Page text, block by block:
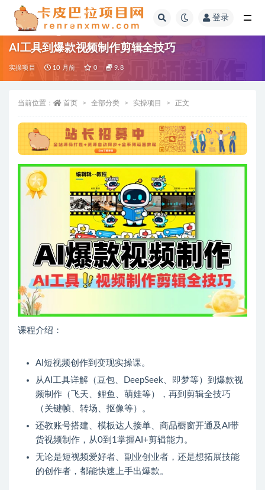
登录
AI工具到爆款视频制作剪辑全技巧
实操项目 10 月前 0 9.8
当前位置： 首页 全部分类 实操项目 正文
课程介绍：
AI短视频创作到变现实操课。
从AI工具详解（豆包、DeepSeek、即梦等）到爆款视
频制作（飞天、鲤鱼、萌娃等），再到剪辑全技巧
（关键帧、转场、抠像等）。
还教账号搭建、模板达人接单、商品橱窗开通及AI带
货视频制作，从0到1掌握AI+剪辑能力。
无论是短视频爱好者、副业创业者，还是想拓展技能
的创作者，都能快速上手出爆款。
全部